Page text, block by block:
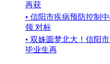
再获
• 信阳市疾病预防控制
领 对标
• 双姝圆梦北大！信阳
毕业生再